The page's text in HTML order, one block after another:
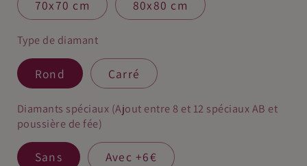
70x70 cm 80x80 cm
Type de diamant
Rond Carré
Diamants spéciaux (Ajout entre 8 et 12 spéciaux AB et
poussière de fée)
Sans Avec +6€